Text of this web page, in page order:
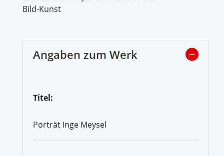
Bild-Kunst
Angaben zum Werk
Titel:
Porträt Inge Meysel